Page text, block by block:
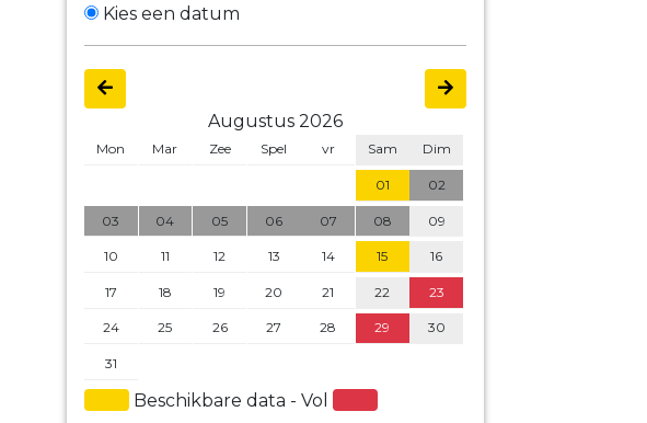
Kies een datum
Augustus 2026
Mon Mar Zee Spel vr Sam Dim
01 02
03 04 05 06 07 08 09
10 11 12 13 14 15 16
17 18 19 20 21 22 23
24 25 26 27 28 29 30
31
Beschikbare data - Vol